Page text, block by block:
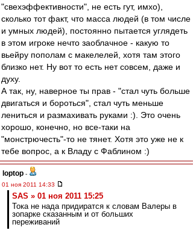
"свехэффективности", не есть гут, имхо),
сколько тот факт, что масса людей (в том числе
и умных людей), постоянно пытается углядеть
в этом игроке нечто заоблачное - какую то
вьейру пополам с макелелей, хотя там этого
близко нет. Ну вот то есть нет совсем, даже и
духу.
А так, ну, наверное ты прав - "стал чуть больше
двигаться и бороться", стал чуть меньше
лениться и размахивать руками :). Это очень
хорошо, конечно, но все-таки на
"монстрючесть"-то не тянет. Хотя это уже не к
тебе вопрос, а к Владу с Фаблином :)
loptop -
01 ноя 2011 14:33
SAS » 01 ноя 2011 15:25
Тока не нада придиратся к словам Валеры в
зопарке сказанным и от больших
переживаний